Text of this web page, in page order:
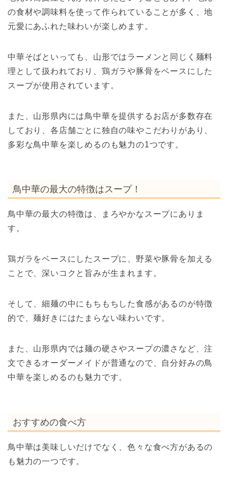
の食材や調味料を使って作られていることが多く、地
元愛にあふれた味わいが楽しめます。
中華そばといっても、山形ではラーメンと同じく麺料
理として扱われており、鶏ガラや豚骨をベースにした
スープが使用されています。
また、山形県内には鳥中華を提供するお店が多数存在
しており、各店舗ごとに独自の味やこだわりがあり、
多彩な鳥中華を楽しめるのも魅力の1つです。
鳥中華の最大の特徴はスープ！
鳥中華の最大の特徴は、まろやかなスープにありま
す。
鶏ガラをベースにしたスープに、野菜や豚骨を加える
ことで、深いコクと旨みが生まれます。
そして、細麺の中にもちもちした食感があるのが特徴
的で、麺好きにはたまらない味わいです。
また、山形県内では麺の硬さやスープの濃さなど、注
文できるオーダーメイドが普通なので、自分好みの鳥
中華を楽しめるのも魅力です。
おすすめの食べ方
鳥中華は美味しいだけでなく、色々な食べ方があるの
も魅力の一つです。